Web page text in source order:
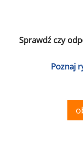
Sprawdź czy
Poznaj